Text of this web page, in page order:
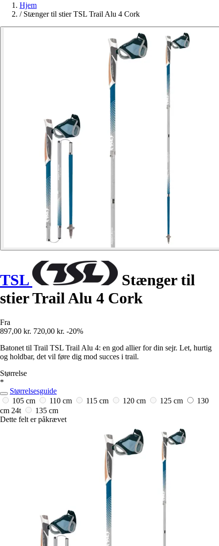
Hjem
/ Stænger til stier TSL Trail Alu 4 Cork
TSL
Stænger til
stier Trail Alu 4 Cork
Fra
897,00 kr. 720,00 kr. -20%
Batonet til Trail TSL Trail Alu 4: en god allier for din sejr. Let, hurtig
og holdbar, det vil føre dig mod succes i trail.
Størrelse
*
Størrelsesguide
105 cm
110 cm 115 cm 120 cm 125 cm
130
cm 24t
135 cm
Dette felt er påkrævet